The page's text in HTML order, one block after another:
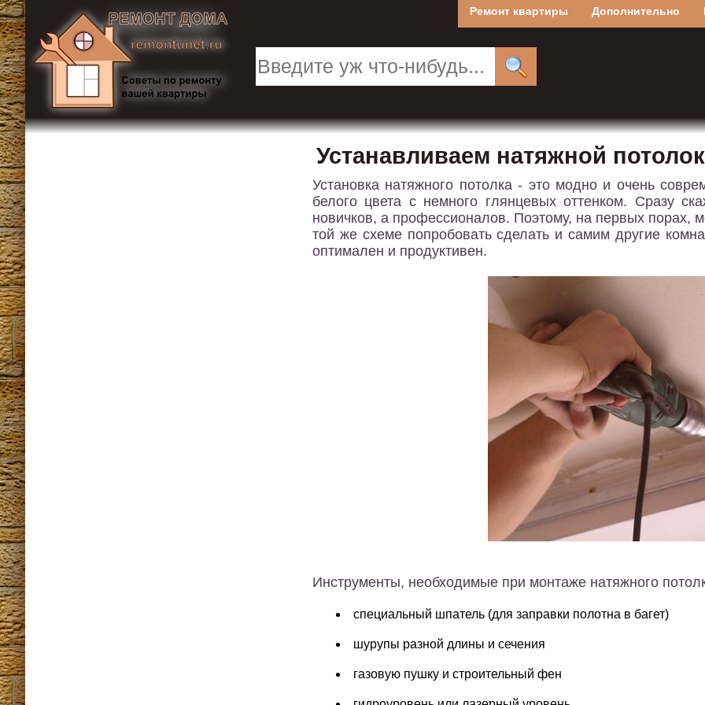
Ремонт квартиры Дополнительно
Устанавливаем натяжной потолок
Установка натяжного потолка - это модно и очень
белого цвета с немного глянцевых оттенком. Сразу
новичков, а профессионалов. Поэтому, на первых порах,
той же схеме попробовать сделать и самим другие
оптимален и продуктивен.
Инструменты, необходимые при монтаже натяжного
специальный шпатель (для заправки полотна в багет)
шурупы разной длины и сечения
газовую пушку и строительный фен